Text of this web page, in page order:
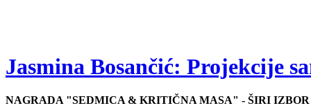
Jasmina Bosančić: Projekcije
NAGRADA "SEDMICA & KRITIČNA MASA" - ŠIRI IZBOR